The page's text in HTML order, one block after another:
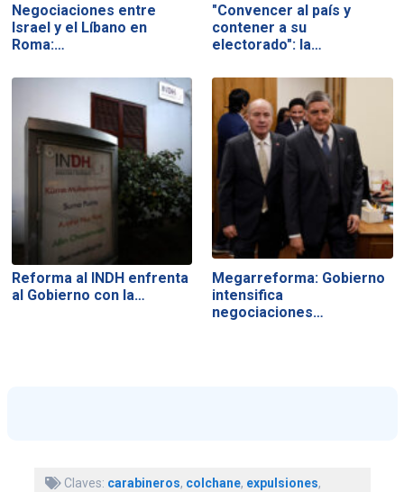
Negociaciones entre
Israel y el Líbano en
Roma:…
"Convencer al país y
contener a su
electorado": la…
Reforma al INDH enfrenta
al Gobierno con la…
Megarreforma: Gobierno
intensifica
negociaciones…
Claves: carabineros, colchane, expulsiones,